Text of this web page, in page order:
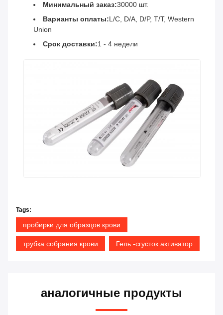
Минимальный заказ:30000 шт.
Варианты оплаты:L/C, D/A, D/P, T/T, Western
Union
Срок доставки:1 - 4 недели
Tags:
пробирки для образцов крови
трубка собрания крови Гель -сгусток активатор
аналогичные продукты